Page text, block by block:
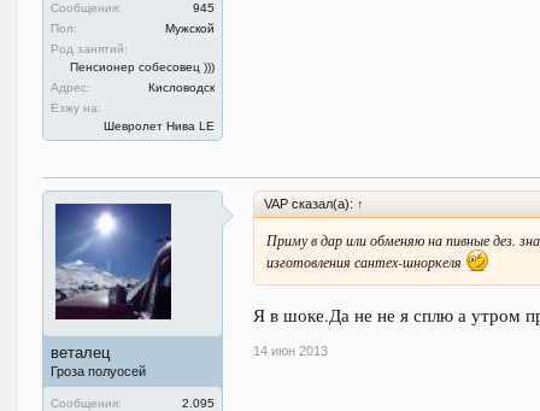
Сообщения:
945
Пол:
Мужской
Род занятий:
Пенсионер собесовец )))
Адрес:
Кисловодск
Езжу на:
Шевролет Нива LE
веталец
Гроза полуосей
Сообщения:
2.095
VAP сказал(а): ↑
Приму в дар или обменяю на пивные дез.
изготовления сантех-шноркеля
Я в шоке.Да не не я сплю а утром
14 июн 2013